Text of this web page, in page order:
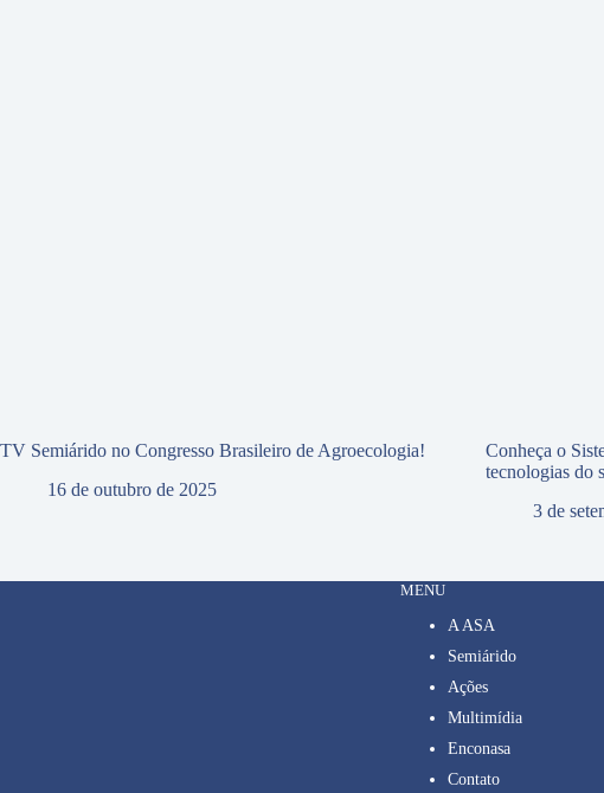
TV Semiárido no Congresso Brasileiro de Agroecologia!
16 de outubro de 2025
Conheça o
tecnologias do
3 de
MENU
A ASA
Semiárido
Ações
Multimídia
Enconasa
Contato